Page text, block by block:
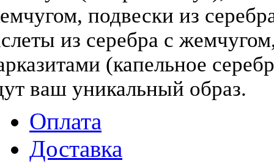
подвески из
из серебра с
(капельное
ваш уникальный образ.
Оплата
Доставка